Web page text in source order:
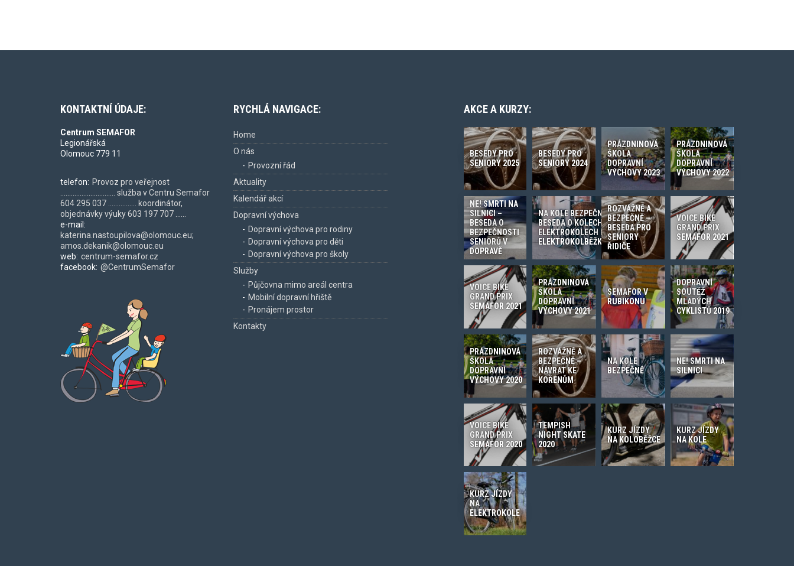
KONTAKTNÍ ÚDAJE:
Centrum SEMAFOR
Legionářská
Olomouc 779 11
telefon: Provoz pro veřejnost
............................... služba v Centru Semafor
604 295 037 ................ koordinátor,
objednávky výuky 603 197 707 ......
e-mail:
katerina.nastoupilova@olomouc.eu;
amos.dekanik@olomouc.eu
web: centrum-semafor.cz
facebook: @CentrumSemafor
RYCHLÁ NAVIGACE:
Home
O nás
Provozní řád
Aktuality
Kalendář akcí
Dopravní výchova
Dopravní výchova pro rodiny
Dopravní výchova pro děti
Dopravní výchova pro školy
Služby
Půjčovna mimo areál centra
Mobilní dopravní hřiště
Pronájem prostor
Kontakty
AKCE A KURZY:
BESEDY PRO
SENIORY 2025
BESEDY PRO
SENIORY 2024
PRÁZDNINOVÁ
ŠKOLA
DOPRAVNÍ
VÝCHOVY 2023
PRÁZDNINOVÁ
ŠKOLA
DOPRAVNÍ
VÝCHOVY 2022
NE! SMRTI NA
SILNICI –
BESEDA O
BEZPEČNOSTI
SENIORŮ V
DOPRAVĚ
NA KOLE BEZPEČNĚ –
BESEDA O KOLECH,
ELEKTROKOLECH I
ELEKTROKOLBĚŽKÁCH
ROZVÁŽNĚ A
BEZPEČNĚ –
BESEDA PRO
SENIORY
ŘIDIČE
VOICE BIKE
GRAND PRIX
SEMAFOR 2021
VOICE BIKE
GRAND PRIX
SEMAFOR 2021
PRÁZDNINOVÁ
ŠKOLA
DOPRAVNÍ
VÝCHOVY 2021
SEMAFOR V
RUBIKONU
DOPRAVNÍ
SOUTĚŽ
MLADÝCH
CYKLISTŮ 2019
PRÁZDNINOVÁ
ŠKOLA
DOPRAVNÍ
VÝCHOVY 2020
ROZVÁŽNĚ A
BEZPEČNĚ –
NÁVRAT KE
KOŘENŮM
NA KOLE
BEZPEČNĚ
NE! SMRTI NA
SILNICI
VOICE BIKE
GRAND PRIX
SEMAFOR 2020
TEMPISH
NIGHT SKATE
2020
KURZ JÍZDY
NA KOLOBĚŽCE
KURZ JÍZDY
NA KOLE
KURZ JÍZDY
NA
ELEKTROKOLE